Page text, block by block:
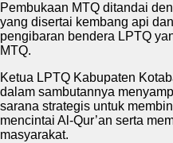
Pembukaan MTQ ditandai
yang disertai kembang api
pengibaran bendera LPTQ
MTQ.
Ketua LPTQ Kabupaten
dalam sambutannya
sarana strategis untuk
mencintai Al-Qur’an serta
masyarakat.